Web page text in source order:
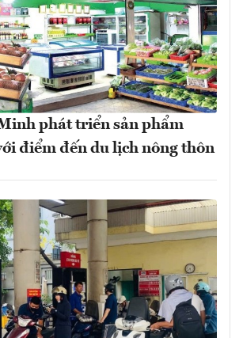
phát triển sản phẩm
điểm đến du lịch nông thôn